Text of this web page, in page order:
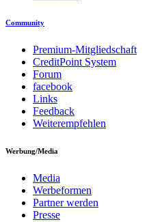
Community
Premium-Mitgliedschaft
CreditPoint System
Forum
facebook
Links
Feedback
Weiterempfehlen
Werbung/Media
Media
Werbeformen
Partner werden
Presse